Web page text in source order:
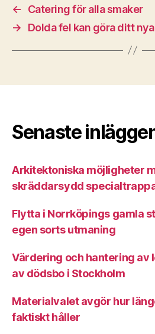
←
Catering för alla smaker
→
Dolda fel kan göra ditt
Senaste
Arkitektoniska möjligheter
skräddarsydd
Flytta i Norrköpings gamla
egen sorts utmaning
Värdering och hantering av
av dödsbo i Stockholm
Materialvalet avgör hur
faktiskt håller